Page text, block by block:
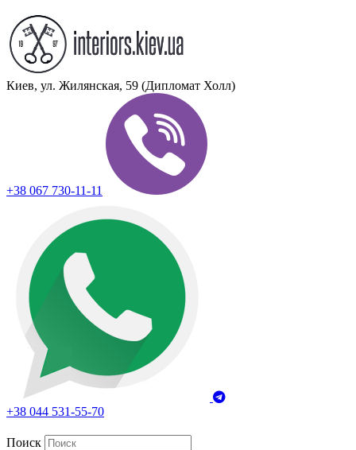
Киев, ул. Жилянская, 59 (Дипломат Холл)
+38 067 730-11-11
+38 044 531-55-70
Поиск